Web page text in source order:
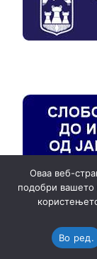
Оваа веб-
подобри вашето
Во ред.